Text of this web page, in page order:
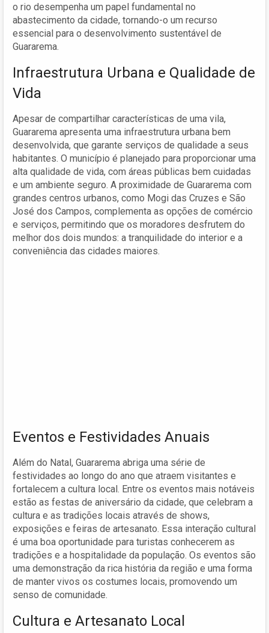
o rio desempenha um papel fundamental no
abastecimento da cidade, tornando-o um recurso
essencial para o desenvolvimento sustentável de
Guararema.
Infraestrutura Urbana e Qualidade de
Vida
Apesar de compartilhar características de uma vila,
Guararema apresenta uma infraestrutura urbana bem
desenvolvida, que garante serviços de qualidade a seus
habitantes. O município é planejado para proporcionar uma
alta qualidade de vida, com áreas públicas bem cuidadas
e um ambiente seguro. A proximidade de Guararema com
grandes centros urbanos, como Mogi das Cruzes e São
José dos Campos, complementa as opções de comércio
e serviços, permitindo que os moradores desfrutem do
melhor dos dois mundos: a tranquilidade do interior e a
conveniência das cidades maiores.
Eventos e Festividades Anuais
Além do Natal, Guararema abriga uma série de
festividades ao longo do ano que atraem visitantes e
fortalecem a cultura local. Entre os eventos mais notáveis
estão as festas de aniversário da cidade, que celebram a
cultura e as tradições locais através de shows,
exposições e feiras de artesanato. Essa interação cultural
é uma boa oportunidade para turistas conhecerem as
tradições e a hospitalidade da população. Os eventos são
uma demonstração da rica história da região e uma forma
de manter vivos os costumes locais, promovendo um
senso de comunidade.
Cultura e Artesanato Local